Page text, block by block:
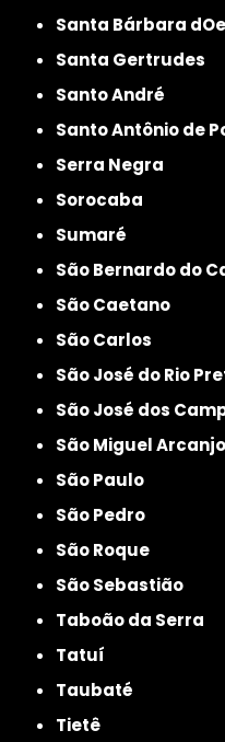
Santa Bárbara
Santa Gertrudes
Santo André
Santo Antônio de
Serra Negra
Sorocaba
Sumaré
São Bernardo do
São Caetano
São Carlos
São José do Rio
São José dos
São Miguel Arcanjo
São Paulo
São Pedro
São Roque
São Sebastião
Taboão da Serra
Tatuí
Taubaté
Tietê